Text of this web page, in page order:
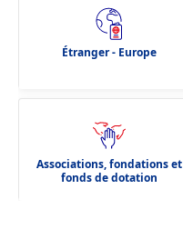
Étranger - Europe
Associations, fondations et
fonds de dotation